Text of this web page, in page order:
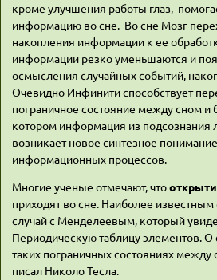
кроме улучшения работы глаз,
информацию во сне. Во сне Мозг
накопления информации к ее
информации резко уменьшаются и
осмысления случайных событий,
Очевидно Инфинити способствует
пограничное состояние между сном и
котором информация из подсознания
возникает новое синтезное
информационных процессов.
Многие ученые отмечают, что
приходят во сне. Наиболее известным
случай с Менделеевым, который
Периодическую таблицу элементов. О
таких пограничных состояниях
писал Николо Тесла.